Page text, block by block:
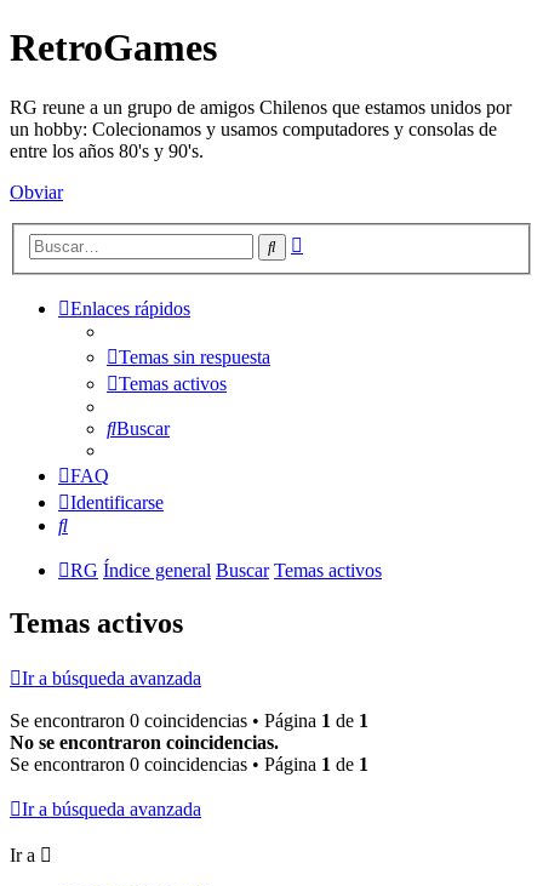
RetroGames
RG reune a un grupo de amigos Chilenos que estamos unidos por
un hobby: Colecionamos y usamos computadores y consolas de
entre los años 80's y 90's.
Obviar
Buscar
Enlaces rápidos
Temas sin respuesta
Temas activos
Buscar
FAQ
Identificarse
Buscar
RG Índice general Buscar Temas activos
Temas activos
Ir a búsqueda avanzada
Se encontraron 0 coincidencias • Página 1 de 1
No se encontraron coincidencias.
Se encontraron 0 coincidencias • Página 1 de 1
Ir a búsqueda avanzada
Ir a